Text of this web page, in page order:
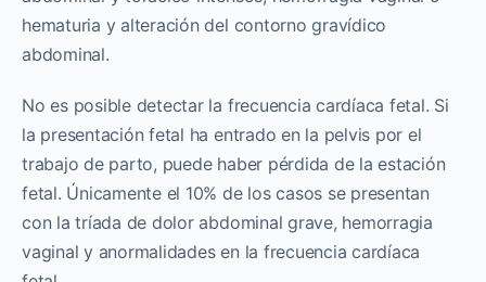
hematuria y alteración del contorno gravídico
abdominal.
No es posible detectar la frecuencia cardíaca fetal. Si
la presentación fetal ha entrado en la pelvis por el
trabajo de parto, puede haber pérdida de la estación
fetal. Únicamente el 10% de los casos se presentan
con la tríada de dolor abdominal grave, hemorragia
vaginal y anormalidades en la frecuencia cardíaca